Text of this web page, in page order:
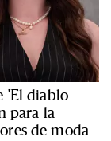
'El diablo
para la
de moda